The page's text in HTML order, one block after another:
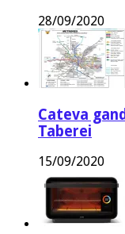
28/09/2020
Cateva
Taberei
15/09/2020